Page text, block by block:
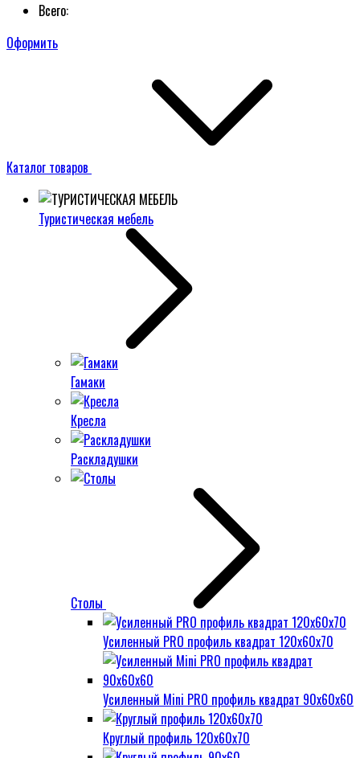
Всего:
Оформить
Каталог товаров
Туристическая мебель
Гамаки
Кресла
Раскладушки
Столы
Усиленный PRO профиль квадрат 120х60х70
Усиленный Mini PRO профиль квадрат 90х60х60
Круглый профиль 120х60х70